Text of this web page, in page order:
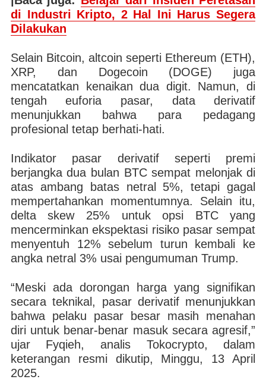
di Industri Kripto, 2 Hal Ini Harus Segera
Dilakukan
Selain Bitcoin, altcoin seperti Ethereum (ETH),
XRP, dan Dogecoin (DOGE) juga
mencatatkan kenaikan dua digit. Namun, di
tengah euforia pasar, data derivatif
menunjukkan bahwa para pedagang
profesional tetap berhati-hati.
Indikator pasar derivatif seperti premi
berjangka dua bulan BTC sempat melonjak di
atas ambang batas netral 5%, tetapi gagal
mempertahankan momentumnya. Selain itu,
delta skew 25% untuk opsi BTC yang
mencerminkan ekspektasi risiko pasar sempat
menyentuh 12% sebelum turun kembali ke
angka netral 3% usai pengumuman Trump.
“Meski ada dorongan harga yang signifikan
secara teknikal, pasar derivatif menunjukkan
bahwa pelaku pasar besar masih menahan
diri untuk benar-benar masuk secara agresif,”
ujar Fyqieh, analis Tokocrypto, dalam
keterangan resmi dikutip, Minggu, 13 April
2025.